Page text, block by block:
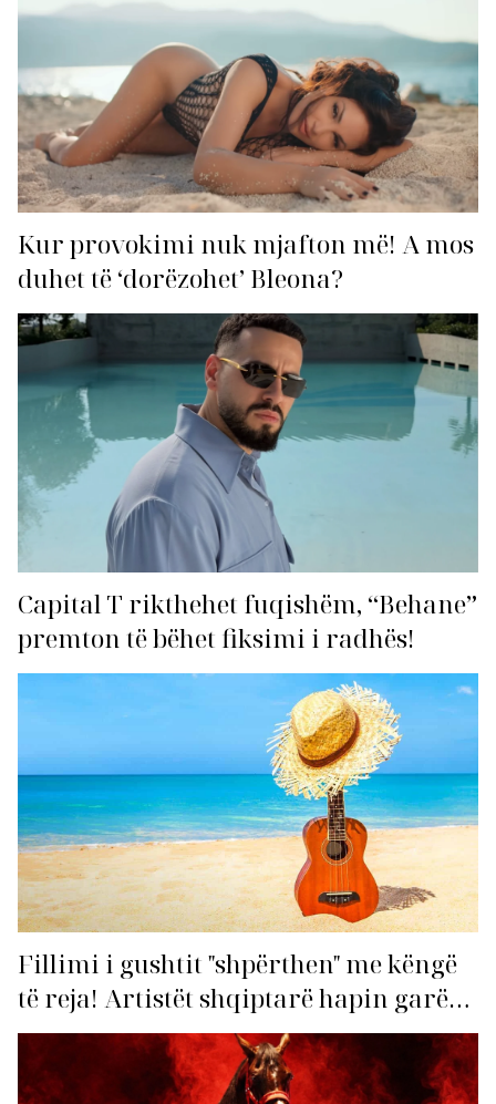
Kur provokimi nuk mjafton më! A mos
duhet të ‘dorëzohet’ Bleona?
Capital T rikthehet fuqishëm, “Behane”
premton të bëhet fiksimi i radhës!
Fillimi i gushtit "shpërthen" me këngë
të reja! Artistët shqiptarë hapin garën
për hitin e verës!